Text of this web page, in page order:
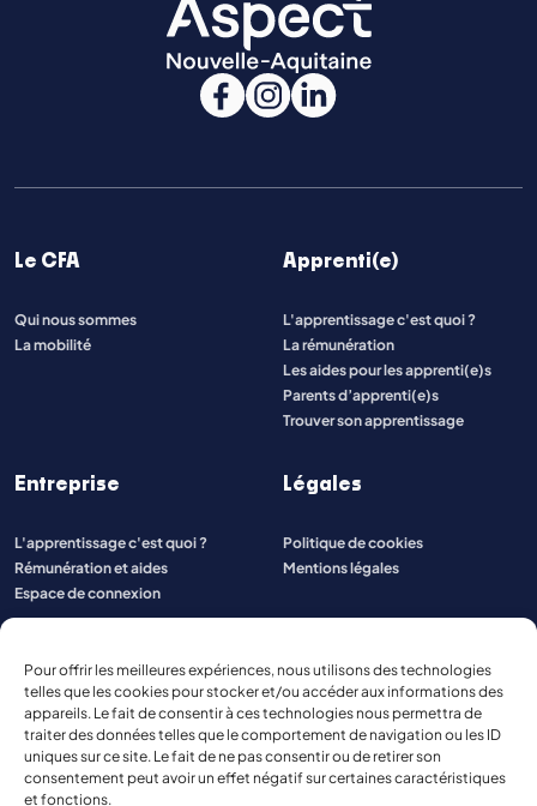
Pour offrir les meilleures expériences, nous utilisons des technologies
telles que les cookies pour stocker et/ou accéder aux informations des
appareils. Le fait de consentir à ces technologies nous permettra de
traiter des données telles que le comportement de navigation ou les ID
uniques sur ce site. Le fait de ne pas consentir ou de retirer son
consentement peut avoir un effet négatif sur certaines caractéristiques
et fonctions.
Le CFA
Qui nous sommes
La mobilité
Apprenti(e)
L'apprentissage c'est quoi ?
La rémunération
Les aides pour les apprenti(e)s
Parents d’apprenti(e)s
Trouver son apprentissage
Entreprise
L'apprentissage c'est quoi ?
Rémunération et aides
Espace de connexion
Légales
Politique de cookies
Mentions légales